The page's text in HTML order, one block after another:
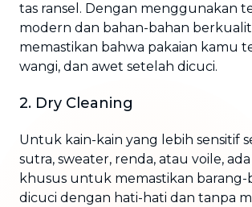
tas ransel. Dengan menggunakan
modern dan bahan-bahan
memastikan bahwa pakaian kamu
wangi, dan awet setelah dicuci.
2. Dry Cleaning
Untuk kain-kain yang lebih sensitif
sutra, sweater, renda, atau voile,
khusus untuk memastikan barang-
dicuci dengan hati-hati dan tanpa